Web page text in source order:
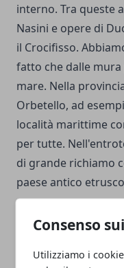
Consenso
Utilizziamo i
interno. Tra queste
Nasini e opere di
il Crocifisso.
fatto che dalle
mare. Nella
Orbetello, ad
località marittime
per tutte.
di grande richiamo
paese antico